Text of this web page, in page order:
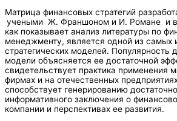
Матрица финансовых стратегий
учеными Ж. Франшоном и И. Романе и в
как показывает анализ литературы по
менеджменту, является одной из самых
стратегических моделей. Популярность
модели объясняется ее достаточной
свидетельствует практика применения
фирмах и на отечественных
способствует генерированию
информативного заключения о
компании и перспективах ее развития.